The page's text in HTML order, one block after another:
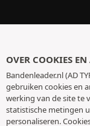
OVER COOKIES EN
Bandenleader.nl (AD
gebruiken cookies en
werking van de site te
statistische metingen
personaliseren.